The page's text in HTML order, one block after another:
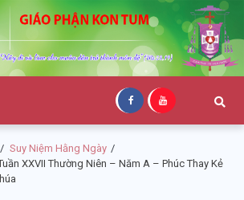
Phận Kon
Tum
Suy Niệm Hằng Ngày
XXVII Thường Niên – Năm A – Phúc Thay Kẻ